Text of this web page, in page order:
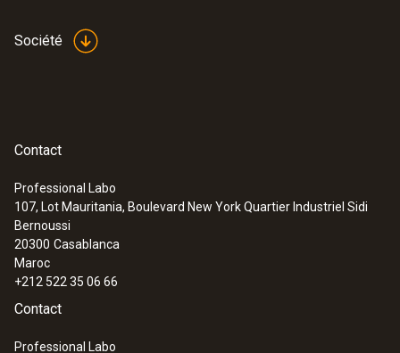
Société
Contact
Professional Labo
107, Lot Mauritania, Boulevard New York Quartier Industriel Sidi
Bernoussi
20300 Casablanca
Maroc
+212 522 35 06 66
Contact
Professional Labo